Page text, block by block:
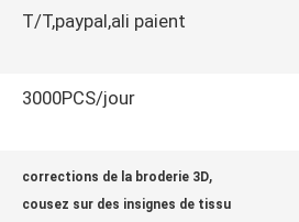
T/T,paypal,ali paient
3000PCS/jour
corrections de la broderie 3D,
cousez sur des insignes de tissu